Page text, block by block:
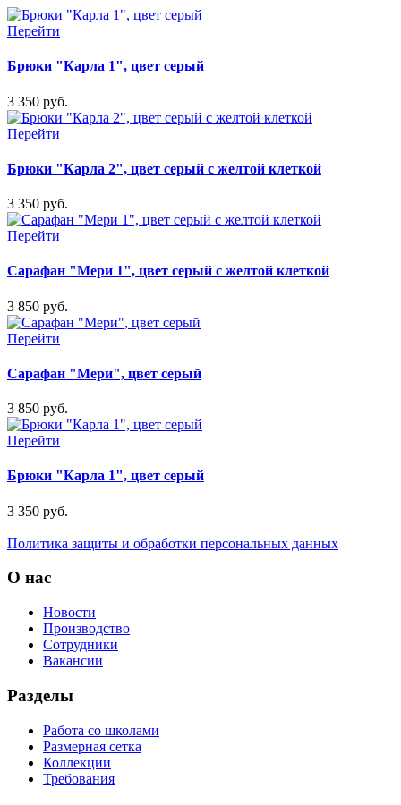
Перейти
Брюки "Карла 1", цвет серый
3 350 руб.
Перейти
Брюки "Карла 2", цвет серый с желтой клеткой
3 350 руб.
Перейти
Сарафан "Мери 1", цвет серый с желтой клеткой
3 850 руб.
Перейти
Сарафан "Мери", цвет серый
3 850 руб.
Перейти
Брюки "Карла 1", цвет серый
3 350 руб.
Политика защиты и обработки персональных данных
О нас
Новости
Производство
Сотрудники
Вакансии
Разделы
Работа со школами
Размерная сетка
Коллекции
Требования